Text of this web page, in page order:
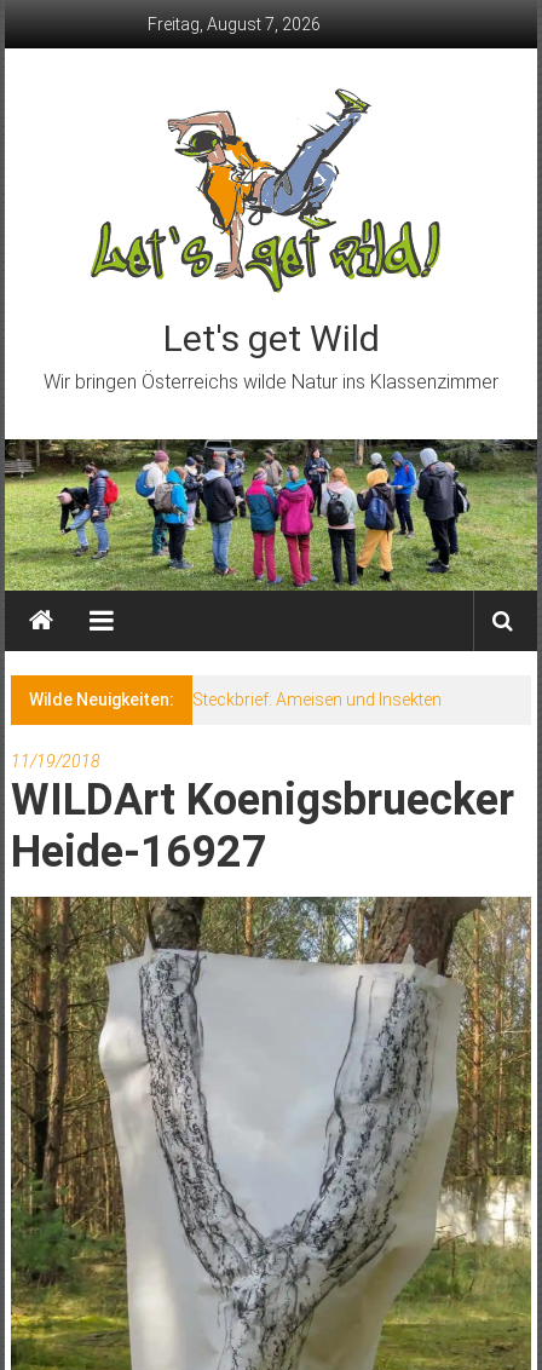
Freitag, August 7, 2026
Let's get Wild
Wir bringen Österreichs wilde Natur ins Klassenzimmer
Wilde Neuigkeiten: Steckbrief: Ameisen und Insekten
11/19/2018
WILDArt Koenigsbruecker
Heide-16927